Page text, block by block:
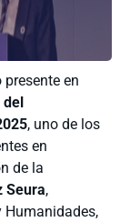
presente en
, uno de los
en
de la
Seura,
Humanidades,